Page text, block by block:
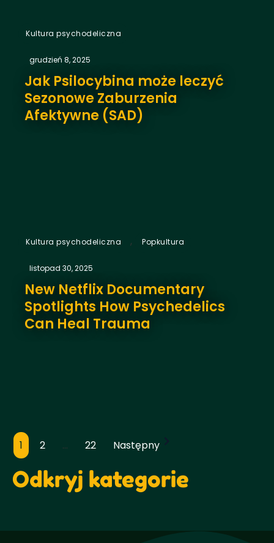
Kultura psychodeliczna
grudzień 8, 2025
Jak Psilocybina może leczyć
Sezonowe Zaburzenia
Afektywne (SAD)
Kultura psychodeliczna , Popkultura
listopad 30, 2025
New Netflix Documentary
Spotlights How Psychedelics
Can Heal Trauma
Paginacja
postów
1 2 ... 22 Następny
Odkryj kategorie